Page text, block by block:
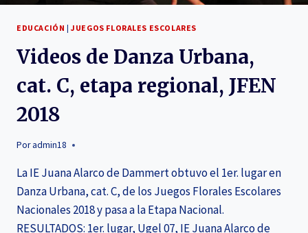
EDUCACIÓN |JUEGOS FLORALES ESCOLARES
Videos de Danza Urbana,
cat. C, etapa regional, JFEN
2018
Poradmin18
La IE Juana Alarco de Dammert obtuvo el 1er. lugar en
Danza Urbana, cat. C, de los Juegos Florales Escolares
Nacionales 2018 y pasa a la Etapa Nacional.
RESULTADOS: 1er. lugar, Ugel 07, IE Juana Alarco de